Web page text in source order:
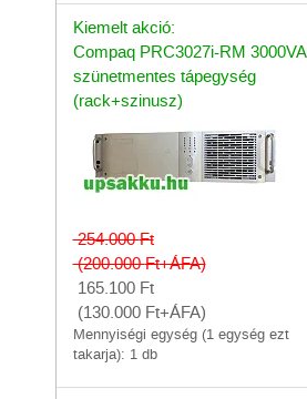
Kiemelt akció:
Compaq PRC3027i-RM 3000VA
szünetmentes tápegység
(rack+szinusz)
254.000Ft
(200.000Ft+ÁFA)
165.100 Ft
(130.000 Ft+ÁFA)
Mennyiségi egység (1 egység ezt
takarja): 1 db